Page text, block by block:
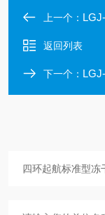
上一个：
返回列表
下一个：